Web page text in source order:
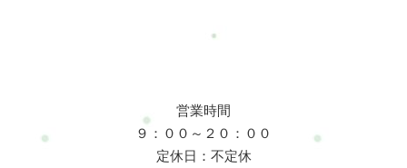
営業時間
９：００～２０：００
定休日：不定休